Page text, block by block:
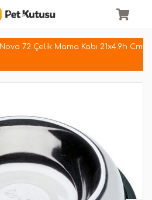
72 Çelik Mama Kabı 21x4.9h Cm